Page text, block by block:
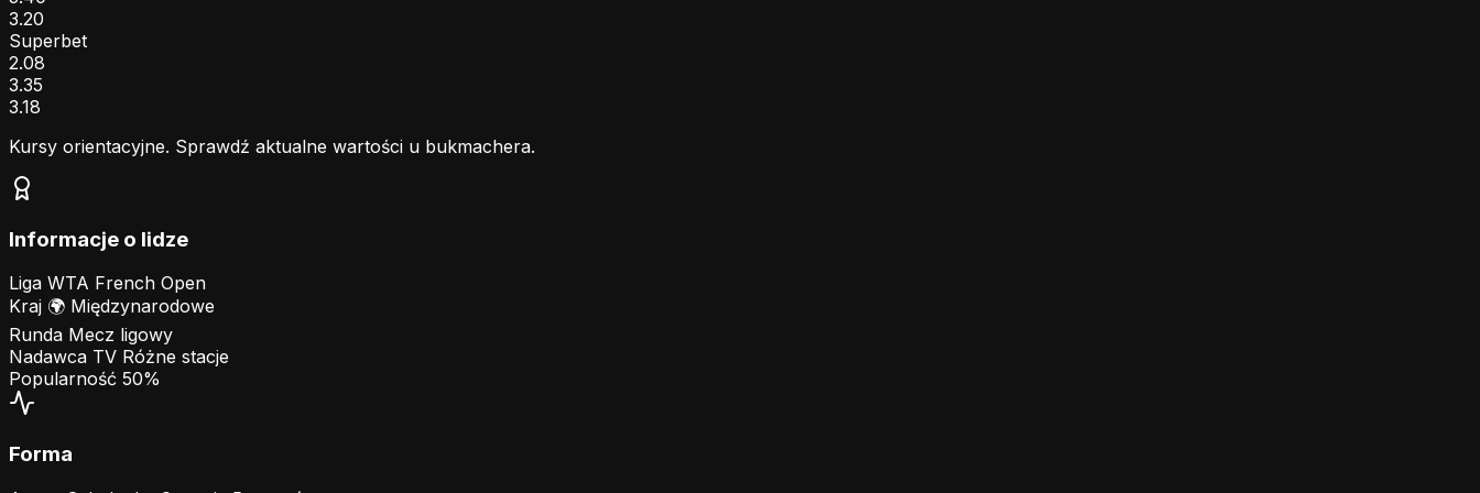
3.20
Superbet
2.08
3.35
3.18
Kursy orientacyjne. Sprawdź aktualne wartości u bukmachera.
Informacje o lidze
Liga WTA French Open
Kraj 🌍 Międzynarodowe
Runda Mecz ligowy
Nadawca TV Różne stacje
Popularność 50%
Forma